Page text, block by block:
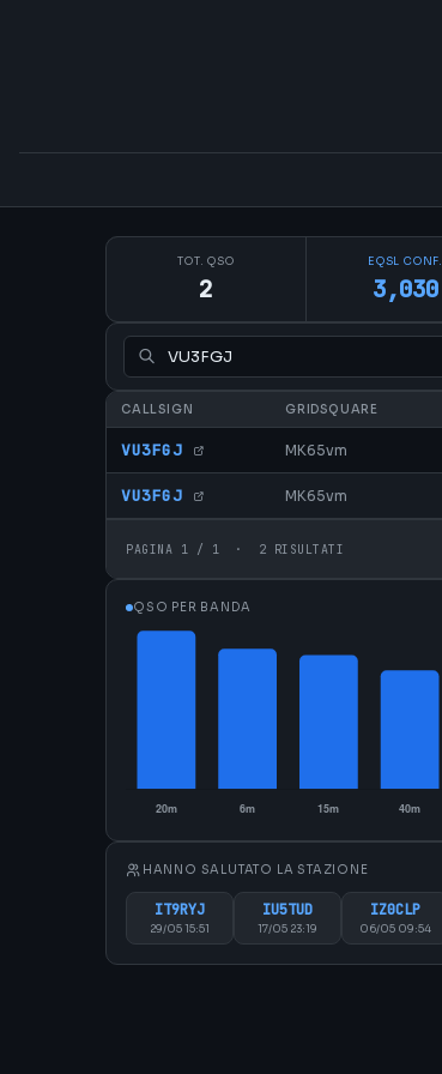
TOT. QSO
2
EQSL CONF.
3,030
CALLSIGN GRIDSQUARE
VU3FGJ MK65vm
VU3FGJ MK65vm
PAGINA 1 / 1 · 2 RISULTATI
QSO PER BANDA
HANNO SALUTATO LA STAZIONE
IT9RYJ
29/05 15:51
IU5TUD
17/05 23:19
IZ0CLP
06/05 09:54